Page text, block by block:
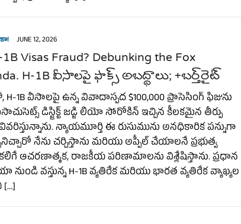
JUNE 12, 2026
Visas Fraud? Debunking the Fox
H-1B వీసాలపై ఫాక్స్ అబద్ధాలు; +బర్త్‌రైట్
వీసాలపై ఉన్న వివాదాస్పద $100,000 ప్రాసెసింగ్ ఫీజును
డిస్ట్రిక్ట్ జడ్జి లియో సోరోకిన్ ఇచ్చిన కీలకమైన తీర్పు
న్యాయమూర్తి ఈ రుసుమును అనధికారిక పన్నుగా
నేను చర్చిస్తాను మరియు అప్పీల్ చేయాలనే ప్రభుత్వ
కలిగే ఆచరణాత్మక, రాజకీయ పరిణామాలను విశ్లేషిస్తాను. ప్రధాన
వస్తున్న H-1B వ్యతిరేక మరియు భారత వ్యతిరేక వ్యాఖ్యల
[…]